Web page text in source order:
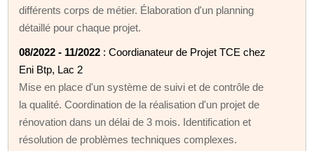
différents corps de métier. Élaboration d'un planning
détaillé pour chaque projet.
08/2022 - 11/2022 : Coordianateur de Projet TCE chez
Eni Btp, Lac 2
Mise en place d'un système de suivi et de contrôle de
la qualité. Coordination de la réalisation d'un projet de
rénovation dans un délai de 3 mois. Identification et
résolution de problèmes techniques complexes.